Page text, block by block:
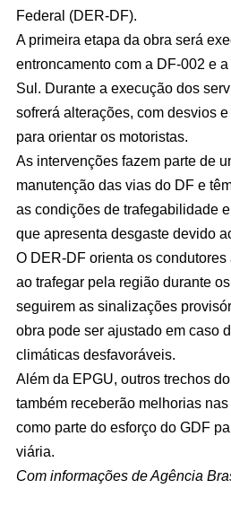
Federal (DER-DF).
A primeira etapa da obra será
entroncamento com a DF-002 e
Sul. Durante a execução dos
sofrerá alterações, com desvios
para orientar os motoristas.
As intervenções fazem parte de
manutenção das vias do DF e
as condições de trafegabilidade
que apresenta desgaste devido
O DER-DF orienta os
ao trafegar pela região durante
seguirem as sinalizações
obra pode ser ajustado em caso
climáticas desfavoráveis.
Além da EPGU, outros trechos
também receberão melhorias
como parte do esforço do GDF
viária.
Com informações de Agência